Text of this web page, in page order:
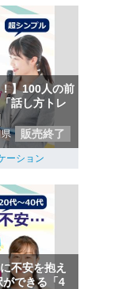
】100人の前
話し方トレ
販売終了
ーション
不安を抱え
ができる「4